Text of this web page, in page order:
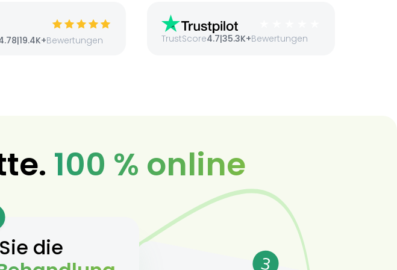
|19.4K+Bewertungen TrustScore4.7|35.3K+Bewertungen
100 % online
die
3